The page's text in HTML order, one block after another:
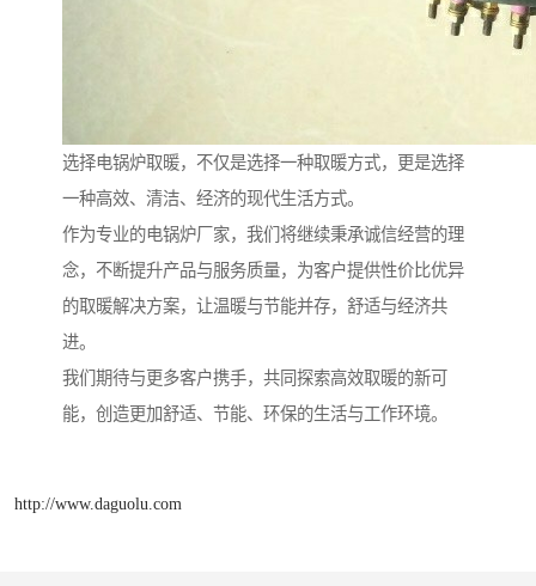
选择电锅炉取暖，不仅是选择一种取暖方式，更是选择
一种高效、清洁、经济的现代生活方式。
作为专业的电锅炉厂家，我们将继续秉承诚信经营的理
念，不断提升产品与服务质量，为客户提供性价比优异
的取暖解决方案，让温暖与节能并存，舒适与经济共
进。
我们期待与更多客户携手，共同探索高效取暖的新可
能，创造更加舒适、节能、环保的生活与工作环境。
http://www.daguolu.com